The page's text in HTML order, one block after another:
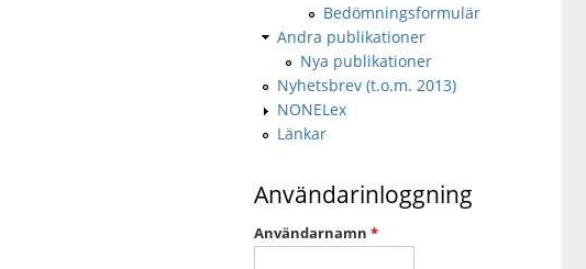
Bedömningsformulär
Andra publikationer
Nya publikationer
Nyhetsbrev (t.o.m. 2013)
NONELex
Länkar
Användarinloggning
Användarnamn *